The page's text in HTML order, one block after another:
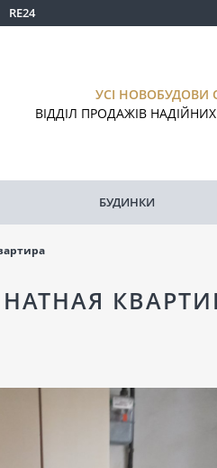
RE24
УСІ НОВОБУДОВИ
ВІДДІЛ ПРОДАЖІВ
БУДИНКИ